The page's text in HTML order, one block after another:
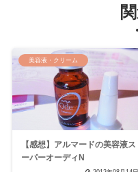
美容液・クリーム
【感想】アルマードの美容液ス
ーパーオーディN